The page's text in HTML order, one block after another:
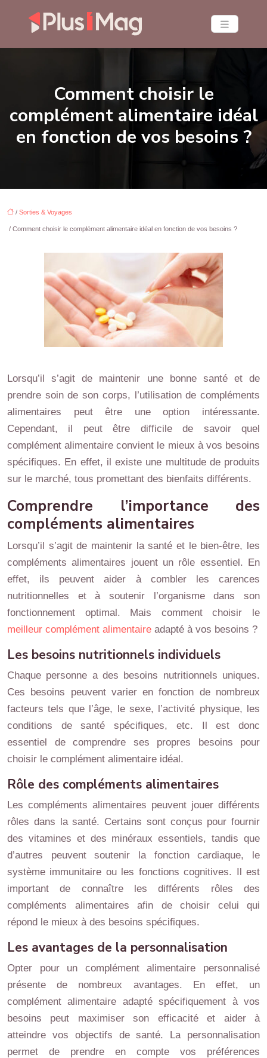
Comment choisir le
complément alimentaire idéal
en fonction de vos besoins ?
/ Sorties & Voyages
/ Comment choisir le complément alimentaire idéal en fonction de vos besoins ?
Lorsqu’il s’agit de maintenir une bonne santé et de
prendre soin de son corps, l’utilisation de compléments
alimentaires peut être une option intéressante.
Cependant, il peut être difficile de savoir quel
complément alimentaire convient le mieux à vos besoins
spécifiques. En effet, il existe une multitude de produits
sur le marché, tous promettant des bienfaits différents.
Comprendre l’importance des
compléments alimentaires
Lorsqu’il s’agit de maintenir la santé et le bien-être, les
compléments alimentaires jouent un rôle essentiel. En
effet, ils peuvent aider à combler les carences
nutritionnelles et à soutenir l’organisme dans son
fonctionnement optimal. Mais comment choisir le
meilleur complément alimentaire adapté à vos besoins ?
Les besoins nutritionnels individuels
Chaque personne a des besoins nutritionnels uniques.
Ces besoins peuvent varier en fonction de nombreux
facteurs tels que l’âge, le sexe, l’activité physique, les
conditions de santé spécifiques, etc. Il est donc
essentiel de comprendre ses propres besoins pour
choisir le complément alimentaire idéal.
Rôle des compléments alimentaires
Les compléments alimentaires peuvent jouer différents
rôles dans la santé. Certains sont conçus pour fournir
des vitamines et des minéraux essentiels, tandis que
d’autres peuvent soutenir la fonction cardiaque, le
système immunitaire ou les fonctions cognitives. Il est
important de connaître les différents rôles des
compléments alimentaires afin de choisir celui qui
répond le mieux à des besoins spécifiques.
Les avantages de la personnalisation
Opter pour un complément alimentaire personnalisé
présente de nombreux avantages. En effet, un
complément alimentaire adapté spécifiquement à vos
besoins peut maximiser son efficacité et aider à
atteindre vos objectifs de santé. La personnalisation
permet de prendre en compte vos préférences